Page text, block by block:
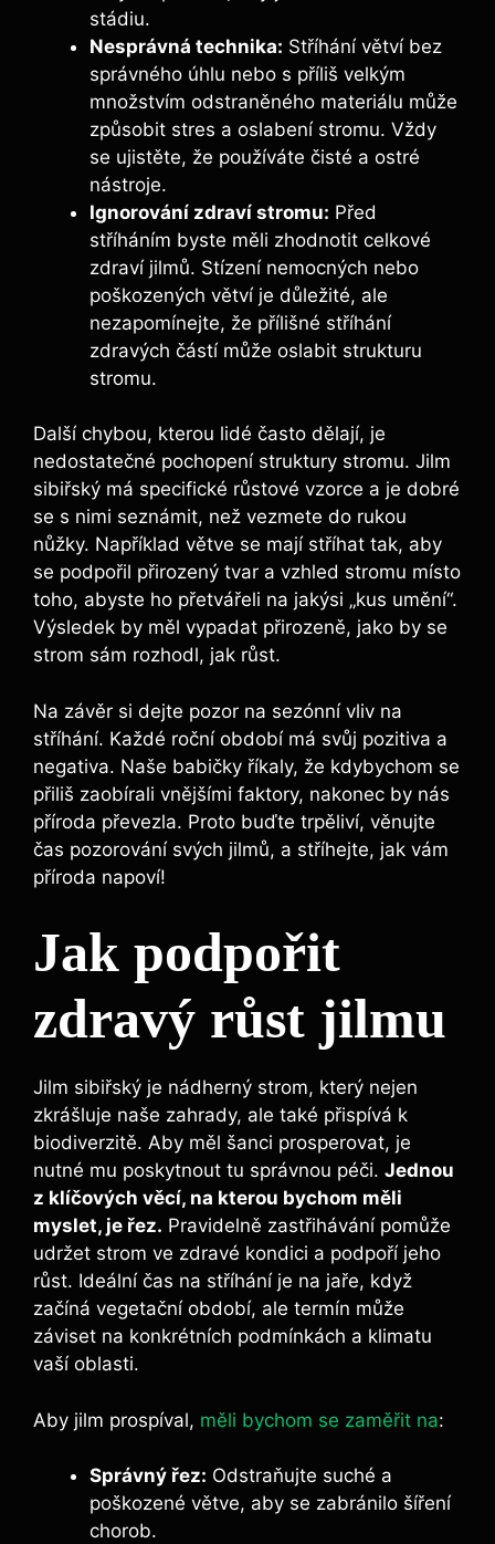
stádiu.
Nesprávná technika: Stříhání větví bez
správného úhlu nebo s příliš velkým
množstvím odstraněného materiálu může
způsobit stres a oslabení stromu. Vždy
se ujistěte, že používáte čisté a ostré
nástroje.
Ignorování zdraví stromu: Před
stříháním byste měli zhodnotit celkové
zdraví jilmů. Stízení nemocných nebo
poškozených větví je důležité, ale
nezapomínejte, že přílišné stříhání
zdravých částí může oslabit strukturu
stromu.
Další chybou, kterou lidé často dělají, je
nedostatečné pochopení struktury stromu. Jilm
sibiřský má specifické růstové vzorce a je dobré
se s nimi seznámit, než vezmete do rukou
nůžky. Například větve se mají stříhat tak, aby
se podpořil přirozený tvar a vzhled stromu místo
toho, abyste ho přetvářeli na jakýsi „kus umění“.
Výsledek by měl vypadat přirozeně, jako by se
strom sám rozhodl, jak růst.
Na závěr si dejte pozor na sezónní vliv na
stříhání. Každé roční období má svůj pozitiva a
negativa. Naše babičky říkaly, že kdybychom se
přiliš zaobírali vnějšími faktory, nakonec by nás
příroda převezla. Proto buďte trpěliví, věnujte
čas pozorování svých jilmů, a stříhejte, jak vám
příroda napoví!
Jak podpořit
zdravý růst jilmu
Jilm sibiřský je nádherný strom, který nejen
zkrášluje naše zahrady, ale také přispívá k
biodiverzitě. Aby měl šanci prosperovat, je
nutné mu poskytnout tu správnou péči. Jednou
z klíčových věcí, na kterou bychom měli
myslet, je řez. Pravidelně zastřihávání pomůže
udržet strom ve zdravé kondici a podpoří jeho
růst. Ideální čas na stříhání je na jaře, když
začíná vegetační období, ale termín může
záviset na konkrétních podmínkách a klimatu
vaší oblasti.
Aby jilm prospíval, měli bychom se zaměřit na:
Správný řez: Odstraňujte suché a
poškozené větve, aby se zabránilo šíření
chorob.